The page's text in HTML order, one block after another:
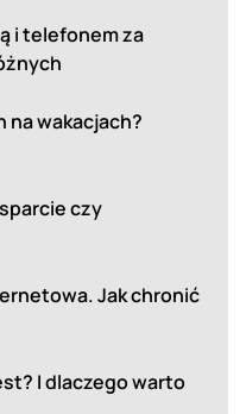
i telefonem za
wakacjach?
czy
Jak chronić
I dlaczego warto